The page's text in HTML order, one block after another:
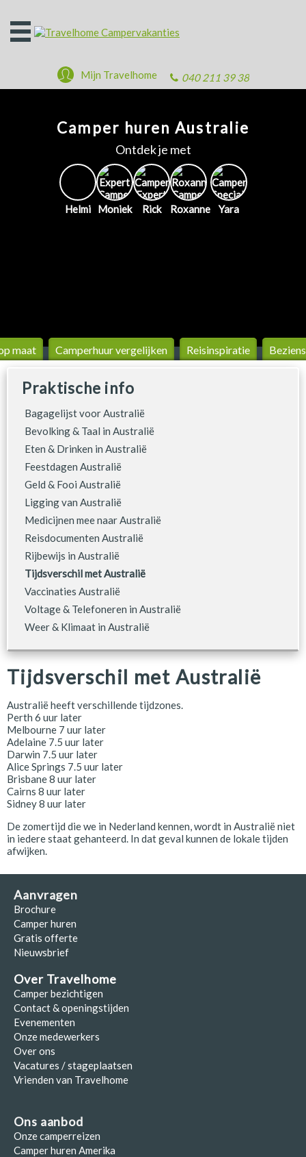
Open
het
040 211 39 38
Mijn Travelhome
Camper huren Australie
Ontdek je met
Helmi Moniek Rick Roxanne Yara
maat Camperhuur vergelijken Reis­inspiratie
Tijdsverschil met Australië
Australië heeft verschillende tijdzones.
Perth 6 uur later
Melbourne 7 uur later
Adelaine 7.5 uur later
Darwin 7.5 uur later
Alice Springs 7.5 uur later
Brisbane 8 uur later
Cairns 8 uur later
Sidney 8 uur later
De zomertijd die we in Nederland kennen, wordt in Australië niet
in iedere staat gehanteerd. In dat geval kunnen de lokale tijden
afwijken.
Praktische info
Bagagelijst voor Australië
Bevolking & Taal in Australië
Eten & Drinken in Australië
Feestdagen Australië
Geld & Fooi Australië
Ligging van Australië
Medicijnen mee naar Australië
Reisdocumenten Australië
Rijbewijs in Australië
Tijdsverschil met Australië
Vaccinaties Australië
Voltage & Telefoneren in Australië
Weer & Klimaat in Australië
Aanvragen
Brochure
Camper huren
Gratis offerte
Nieuwsbrief
Over Travelhome
Camper bezichtigen
Contact & openingstijden
Evenementen
Onze medewerkers
Over ons
Vacatures / stageplaatsen
Vrienden van Travelhome
Ons aanbod
Onze camperreizen
Camper huren Amerika